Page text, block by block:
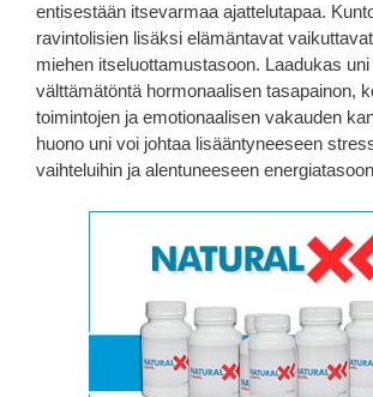
entisestään itsevarmaa ajattelutapaa.
ravintolisien lisäksi elämäntavat
miehen itseluottamustasoon. Laadukas uni
välttämätöntä hormonaalisen tasapainon,
toimintojen ja emotionaalisen vakauden
huono uni voi johtaa lisääntyneeseen
vaihteluihin ja alentuneeseen